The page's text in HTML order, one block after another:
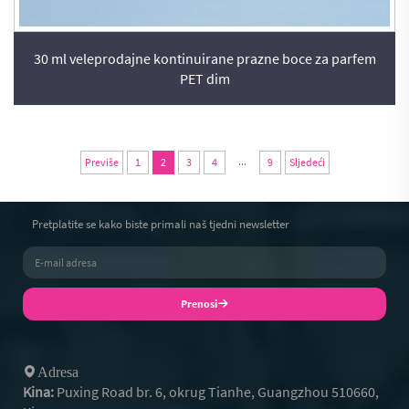
30 ml veleprodajne kontinuirane prazne boce za parfem
PET dim
Previše 1 2 3 4 ... 9 Sljedeći
Pretplatite se kako biste primali naš tjedni newsletter
Prenosi
Adresa
Kina: Puxing Road br. 6, okrug Tianhe, Guangzhou 510660,